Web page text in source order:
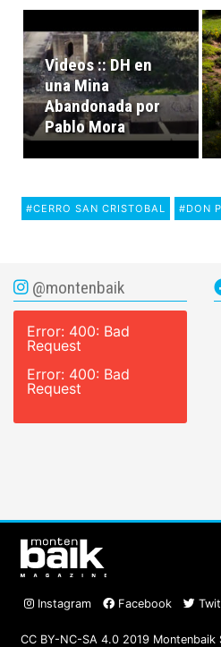
Videos :: DH en
una Mina
Abandonada por
Pablo Mora
#CERRO SAN CRISTOBAL #DON
@montenbaik
Error: 400: Bad
Request
Error: 400: Bad
Request
Instagram Facebook
CC BY-NC-SA 4.0 2019 Montenbaik